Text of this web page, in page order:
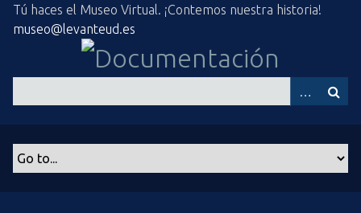
Tú haces el Museo Virtual. ¡Contemos nuestra historia!
museo@levanteud.es